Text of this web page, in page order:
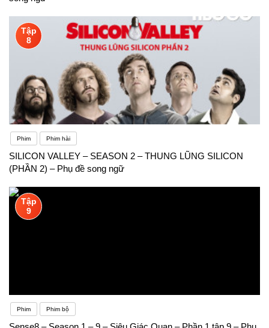
Tập
8
Phim Phim hài
SILICON VALLEY – SEASON 2 – THUNG LŨNG SILICON
(PHẦN 2) – Phụ đề song ngữ
Tập
9
Phim Phim bộ